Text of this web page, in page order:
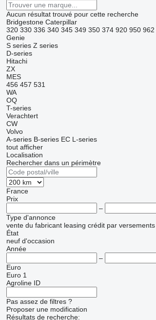
Aucun résultat trouvé pour cette recherche
Bridgestone Caterpillar
320 330 336 340 345 349 350 374 920 950 962
Genie
S series Z series
D-series
Hitachi
ZX
MES
456 457 531
WA
OQ
T-series
Verachtert
CW
Volvo
A-series B-series EC L-series
tout afficher
Localisation
Rechercher dans un périmètre
France
Prix
–
Type d'annonce
vente du fabricant leasing crédit par versements
État
neuf d'occasion
Année
–
Euro
Euro 1
Agroline ID
Pas assez de filtres ?
Proposer une modification
Résultats de recherche: